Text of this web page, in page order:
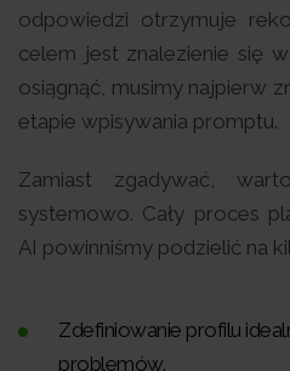
odpowiedzi otrzymuje
celem jest znalezienie się
osiągnąć, musimy najpierw
etapie wpisywania promptu.
Zamiast zgadywać,
systemowo. Cały proces
AI powinniśmy podzielić na
Zdefiniowanie profilu
problemów.